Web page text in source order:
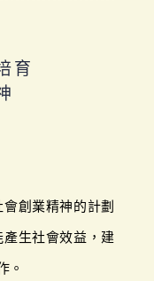
育
創業精神的計劃
生社會效益，建
。